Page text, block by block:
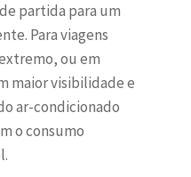
partida para um
Para viagens
ou em
maior visibilidade e
ar-condicionado
o consumo